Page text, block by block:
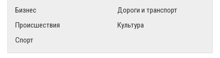
Бизнес
Дороги и транспорт
Происшествия
Культура
Спорт